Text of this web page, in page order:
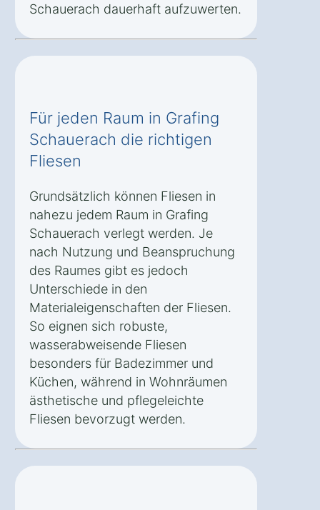
Schauerach dauerhaft aufzuwerten.
Für jeden Raum in Grafing
Schauerach die richtigen
Fliesen
Grundsätzlich können Fliesen in
nahezu jedem Raum in Grafing
Schauerach verlegt werden. Je
nach Nutzung und Beanspruchung
des Raumes gibt es jedoch
Unterschiede in den
Materialeigenschaften der Fliesen.
So eignen sich robuste,
wasserabweisende Fliesen
besonders für Badezimmer und
Küchen, während in Wohnräumen
ästhetische und pflegeleichte
Fliesen bevorzugt werden.